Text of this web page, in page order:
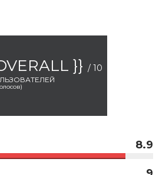
}} / 10
8.9